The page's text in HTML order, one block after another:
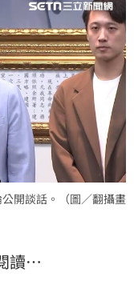
開談話。（圖／翻攝畫
讀…